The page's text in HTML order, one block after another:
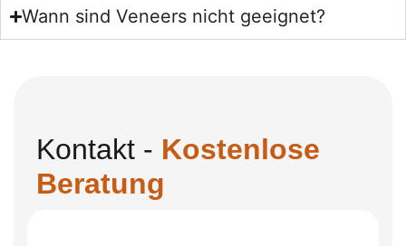
Wann sind Veneers nicht geeignet?
Kontakt - Kostenlose
Beratung